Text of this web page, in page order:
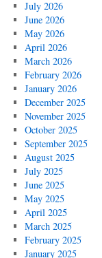
July 2026
June 2026
May 2026
April 2026
March 2026
February 2026
January 2026
December 2025
November 2025
October 2025
September 2025
August 2025
July 2025
June 2025
May 2025
April 2025
March 2025
February 2025
January 2025